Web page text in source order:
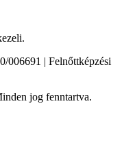
006691 | Felnőttképzési
jog fenntartva.